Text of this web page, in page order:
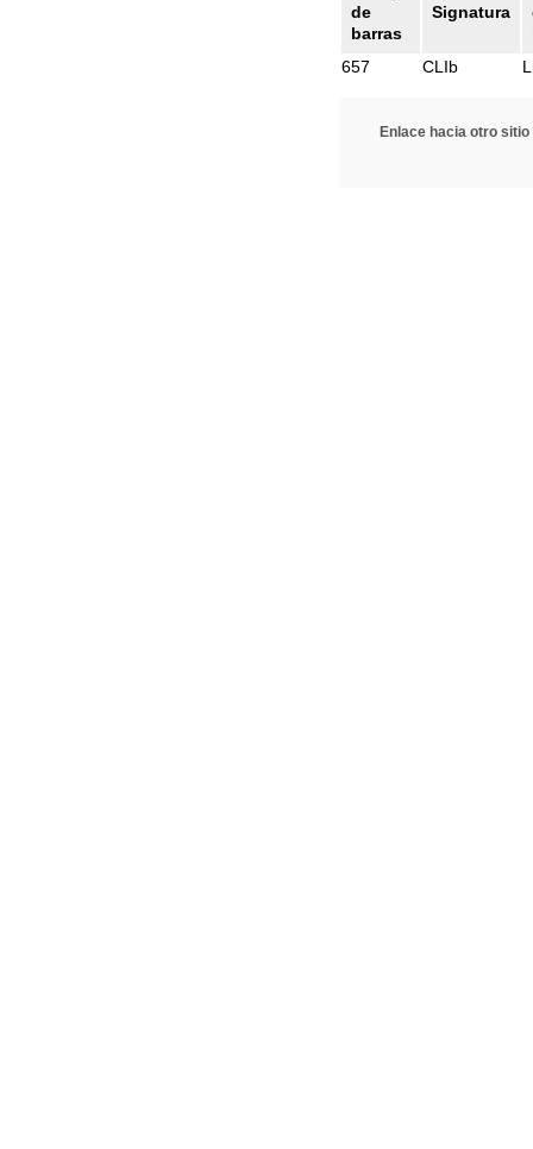
de
barras
Signatura
657
CLIb
Enlace hacia otro sitio